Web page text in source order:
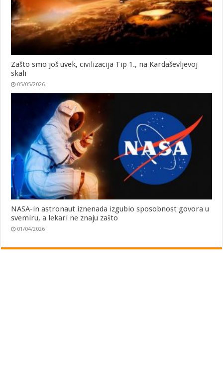
Zašto smo još uvek, civilizacija Tip 1., na Kardaševljevoj
skali
05/05/2026
NASA-in astronaut iznenada izgubio sposobnost govora u
svemiru, a lekari ne znaju zašto
01/04/2026